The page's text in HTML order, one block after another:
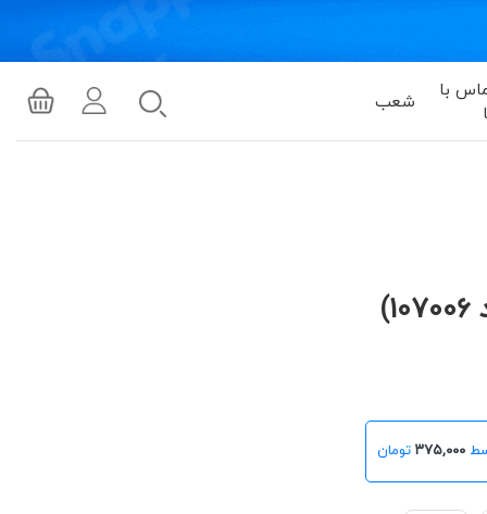
با
شعب
۳۷۵,۰۰۰تومان